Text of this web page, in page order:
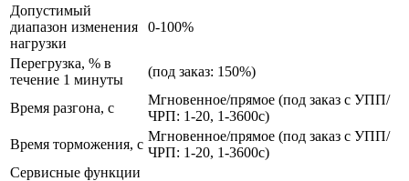
Допустимый
диапазон изменения
нагрузки
0-100%
Перегрузка, % в
течение 1 минуты
(под заказ: 150%)
Время разгона, с
Мгновенное/прямое (под заказ с УПП/
ЧРП: 1-20, 1-3600с)
Время торможения, с
Мгновенное/прямое (под заказ с УПП/
ЧРП: 1-20, 1-3600с)
Сервисные функции